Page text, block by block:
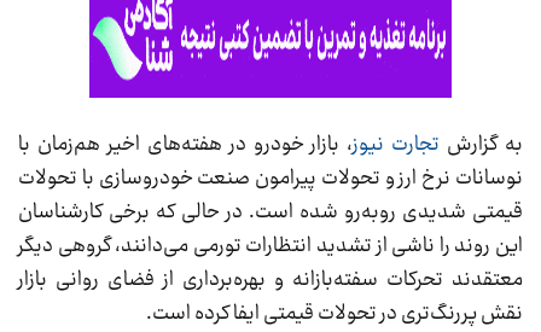
به گزارش تجارت نیوز، بازار خودرو در هفته‌های اخیر هم‌زمان با
نوسانات نرخ ارز و تحولات پیرامون صنعت خودروسازی با تحولات
قیمتی شدیدی روبه‌رو شده است. در حالی که برخی کارشناسان
این روند را ناشی از تشدید انتظارات تورمی می‌دانند، گروهی دیگر
معتقدند تحرکات سفته‌بازانه و بهره‌برداری از فضای روانی بازار
نقش پررنگ‌تری در تحولات قیمتی ایفا کرده است.